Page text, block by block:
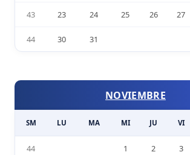
43 23 24 25 26 27
44 30 31
NOVIEMBRE
SM LU MA MI JU VI
44 1 2 3